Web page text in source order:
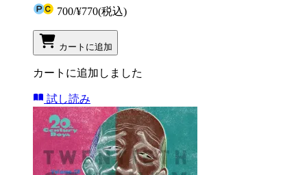
700/¥770(税込)
カートに追加
カートに追加しました
試し読み